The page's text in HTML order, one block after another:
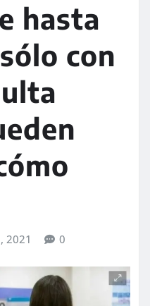
hasta
con
2021 0